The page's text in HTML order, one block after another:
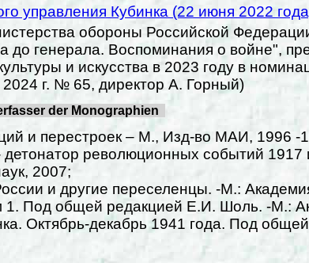
управления Кубинка (22 июня 2022
обороны Российской
генерала. Воспоминания о войне",
и искусства в 2023 году в
г. № 65, директор А. Горный)
der Monographien
и перестроек – М., Изд-во МАИ, 1996 -
революционных событий 1917
2007;
и другие переселенцы. -М.:
1. Под общей редакцией Е.И. Шоль. -М.:
Октябрь-декабрь 1941 года. Под